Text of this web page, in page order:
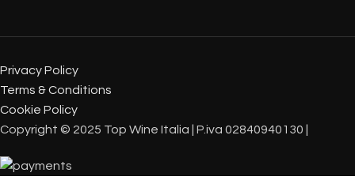
Privacy Policy
Terms & Conditions
Cookie Policy
Copyright © 2025 Top Wine Italia | P.iva 02840940130 |